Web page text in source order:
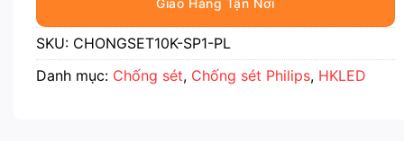
SKU: CHONGSET10K-SP1-PL
Danh mục: Chống sét, Chống sét Philips, HKLED